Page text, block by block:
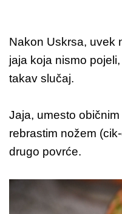
Nakon Uskrsa, uvek
jaja koja nismo
takav slučaj.
Jaja, umesto
rebrastim nožem
drugo povrće.